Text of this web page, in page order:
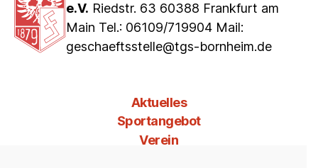
e.V. Riedstr. 63 60388 Frankfurt am
Main Tel.: 06109/719904 Mail:
geschaeftsstelle@tgs-bornheim.de
Aktuelles
Sportangebot
Verein